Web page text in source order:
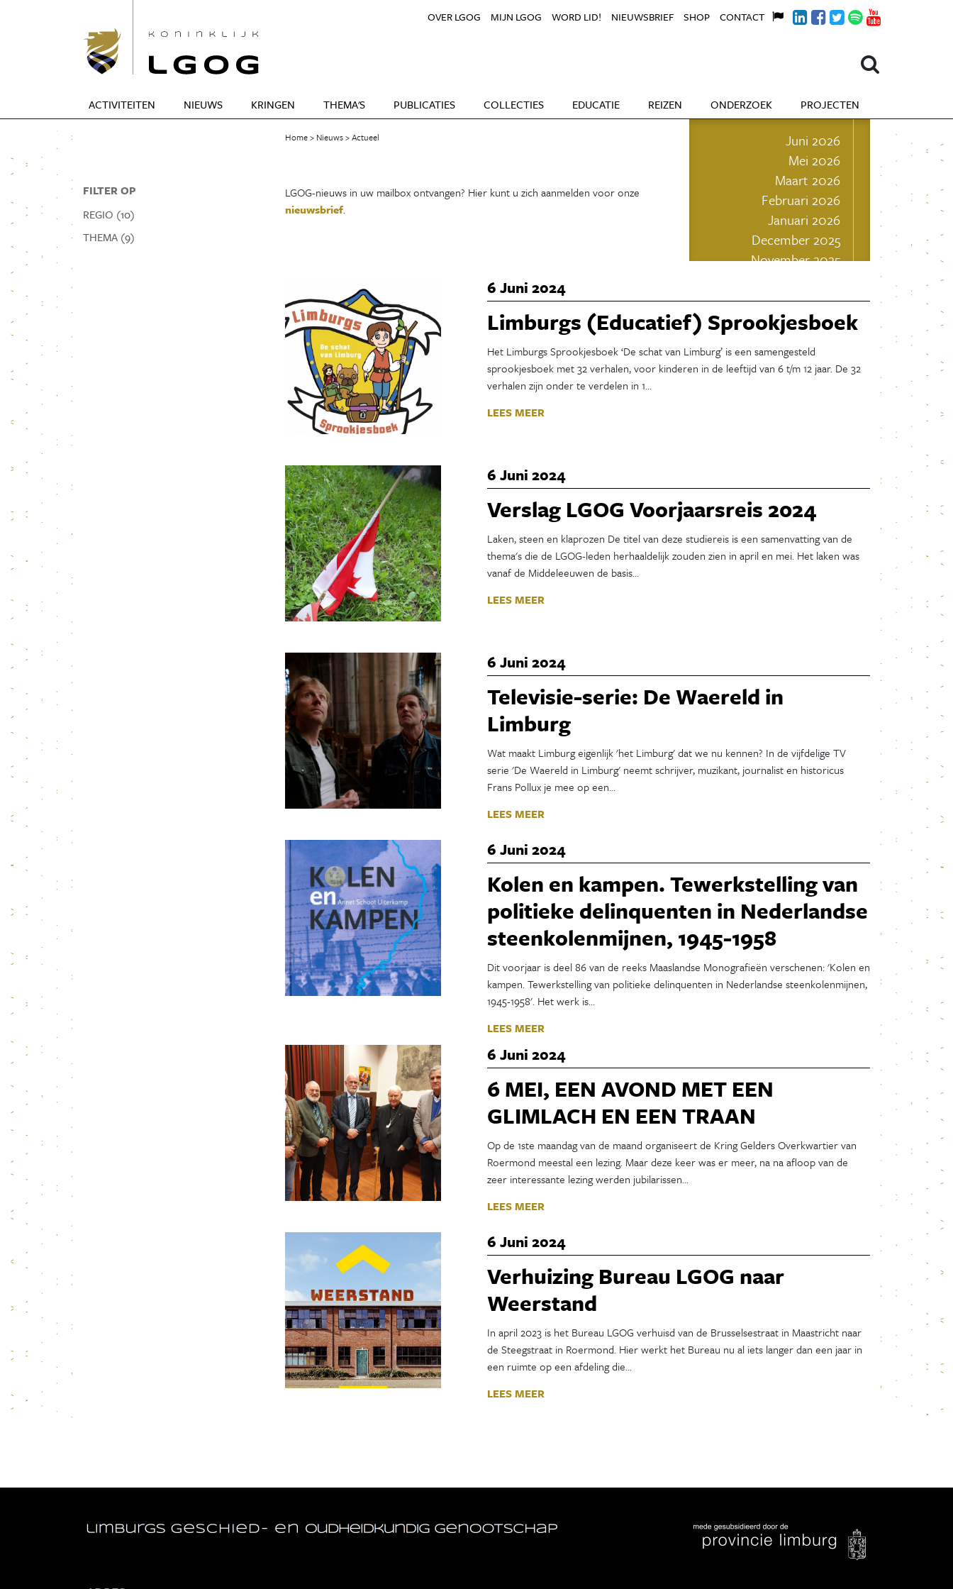
ACTIVITEITEN NIEUWS KRINGEN THEMA'S PUBLICATIES COLLECTIES EDUCATIE REIZEN ONDERZOEK PROJECTEN
OVER LGOG MIJN LGOG WORD LID! NIEUWSBRIEF SHOP CONTACT
FILTER OP
REGIO (10)
THEMA (9)
Home Nieuws Actueel
LGOG-nieuws in uw mailbox ontvangen? Hier kunt u zich aanmelden voor onze
nieuwsbrief.
Juni 2026
Mei 2026
Maart 2026
Februari 2026
Januari 2026
December 2025
November 2025
September 2025
Augustus 2025
Juni 2025
Mei 2025
November 2024
Oktober 2024
September 2024
Augustus 2024
December 2023
November 2023
Juli 2023
Juni 2023
Oktober 2022
September 2022
Augustus 2022
Mei 2022
April 2022
December 2021
November 2021
Augustus 2021
Juli 2021
Maart 2021
Februari 2021
November 2020
Oktober 2020
Maart 2020
Januari 2020
December 2019
6 Juni 2024
Limburgs (Educatief) Sprookjesboek
Het Limburgs Sprookjesboek ‘De schat van Limburg’ is een samengesteld
sprookjesboek met 32 verhalen, voor kinderen in de leeftijd van 6 t/m 12 jaar. De 32
verhalen zijn onder te verdelen in 1…
LEES MEER
6 Juni 2024
Verslag LGOG Voorjaarsreis 2024
Laken, steen en klaprozen De titel van deze studiereis is een samenvatting van de
thema's die de LGOG-leden herhaaldelijk zouden zien in april en mei. Het laken was
vanaf de Middeleeuwen de basis…
LEES MEER
6 Juni 2024
Televisie-serie: De Waereld in
Limburg
Wat maakt Limburg eigenlijk 'het Limburg' dat we nu kennen? In de vijfdelige TV
serie 'De Waereld in Limburg' neemt schrijver, muzikant, journalist en historicus
Frans Pollux je mee op een…
LEES MEER
6 Juni 2024
Kolen en kampen. Tewerkstelling van
politieke delinquenten in Nederlandse
steenkolenmijnen, 1945-1958
Dit voorjaar is deel 86 van de reeks Maaslandse Monografieën verschenen: 'Kolen en
kampen. Tewerkstelling van politieke delinquenten in Nederlandse steenkolenmijnen,
1945-1958'. Het werk is…
LEES MEER
6 Juni 2024
6 MEI, EEN AVOND MET EEN
GLIMLACH EN EEN TRAAN
Op de 1ste maandag van de maand organiseert de Kring Gelders Overkwartier van
Roermond meestal een lezing. Maar deze keer was er meer, na na afloop van de
zeer interessante lezing werden jubilarissen…
LEES MEER
6 Juni 2024
Verhuizing Bureau LGOG naar
Weerstand
In april 2023 is het Bureau LGOG verhuisd van de Brusselsestraat in Maastricht naar
de Steegstraat in Roermond. Hier werkt het Bureau nu al iets langer dan een jaar in
een ruimte op een afdeling die…
LEES MEER